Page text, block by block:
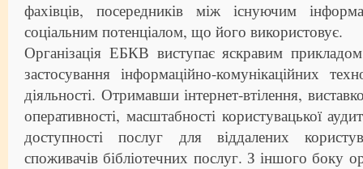
фахівців, посередників між існуючим
соціальним потенціалом, що його використовує.
Організація ЕБКВ виступає яскравим
застосування інформаційно-комунікаційних
діяльності. Отримавши інтернет-втілення,
оперативності, масштабності користувацької
доступності послуг для віддалених
споживачів бібліотечних послуг. З іншого боку